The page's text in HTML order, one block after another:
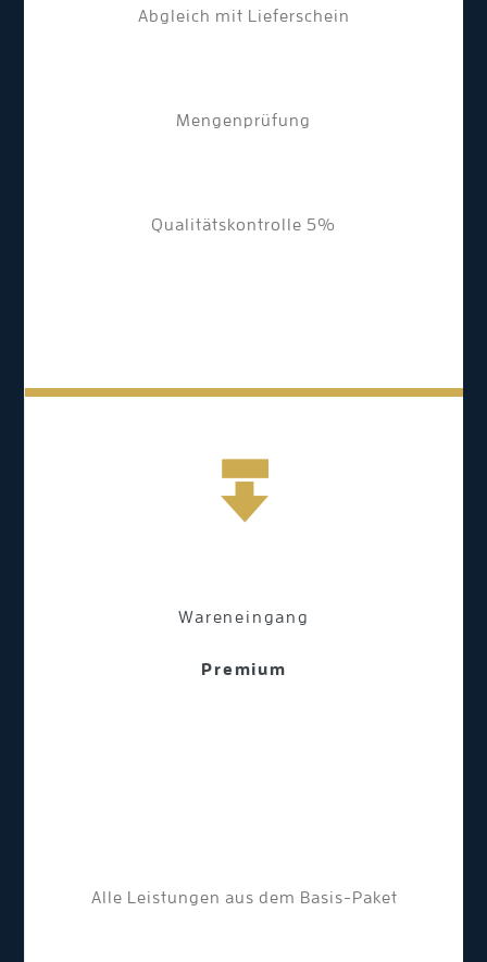
Abgleich mit Lieferschein
Mengenprüfung
Qualitätskontrolle 5%
Wareneingang
Premium
Alle Leistungen aus dem Basis-Paket